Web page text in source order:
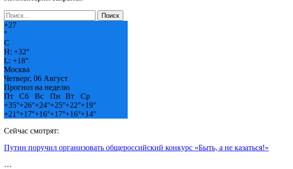
+27
°
C
H: +32°
L: +18°
Москва
Четверг, 06 Август
Прогноз на неделю
Пт
Сб Вс Пн Вт
Ср
+35°+26°+24°+25°+22°+19°
+21°+17°+16°+17°+16°+14°
Сейчас смотрят:
Путин поручил организовать общероссийский конкурс «Быть, а не казаться!»
…